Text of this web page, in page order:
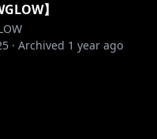
】
· Archived 1 year ago